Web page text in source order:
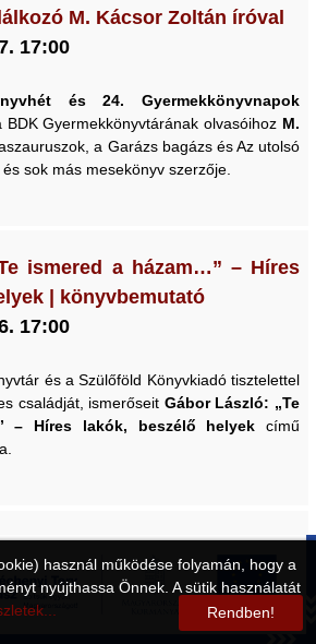
M. Kácsor Zoltán íróval
17:00
és 24. Gyermekkönyvnapok
Gyermekkönyvtárának olvasóihoz M.
a Garázs bagázs és Az utolsó
sok más mesekönyv szerzője.
ismered a házam…” – Híres
| könyvbemutató
17:00
és a Szülőföld Könyvkiadó tisztelettel
családját, ismerőseit Gábor László: „Te
– Híres lakók, beszélő helyek című
10:00
családokat, de szeretnénk, ha ez a júniusi
használ működése folyamán, hogy a
nyújthassa Önnek. A sütik használatát
Rendben!